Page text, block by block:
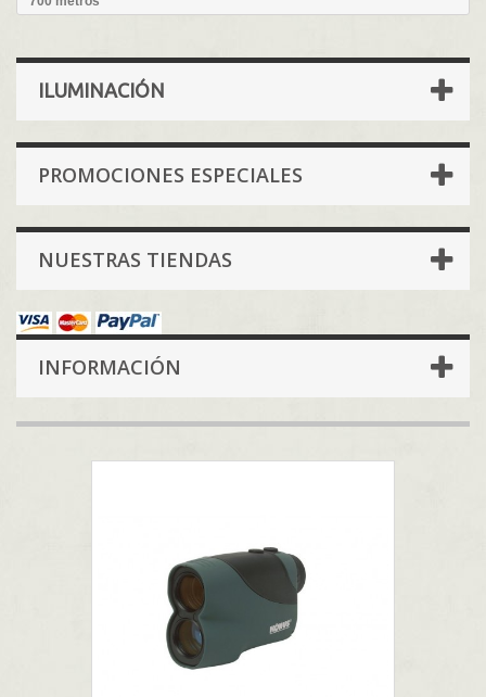
ILUMINACIÓN
PROMOCIONES ESPECIALES
NUESTRAS TIENDAS
INFORMACIÓN